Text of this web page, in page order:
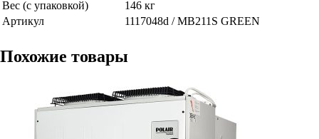
Вес (с упаковкой)
146 кг
Артикул
1117048d / MB211S GREEN
Похожие товары